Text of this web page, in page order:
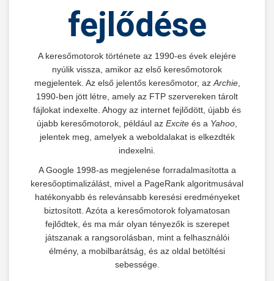
fejlődése
A keresőmotorok története az 1990-es évek elejére
nyúlik vissza, amikor az első keresőmotorok
megjelentek. Az első jelentős keresőmotor, az Archie,
1990-ben jött létre, amely az FTP szervereken tárolt
fájlokat indexelte. Ahogy az internet fejlődött, újabb és
újabb keresőmotorok, például az Excite és a Yahoo
jelentek meg, amelyek a weboldalakat is elkezdték
indexelni.
A Google 1998-as megjelenése forradalmasította a
keresőoptimalizálást, mivel a PageRank algoritmusával
hatékonyabb és relevánsabb keresési eredményeket
biztosított. Azóta a keresőmotorok folyamatosan
fejlődtek, és ma már olyan tényezők is szerepet
játszanak a rangsorolásban, mint a felhasználói
élmény, a mobilbarátság, és az oldal betöltési
sebessége.